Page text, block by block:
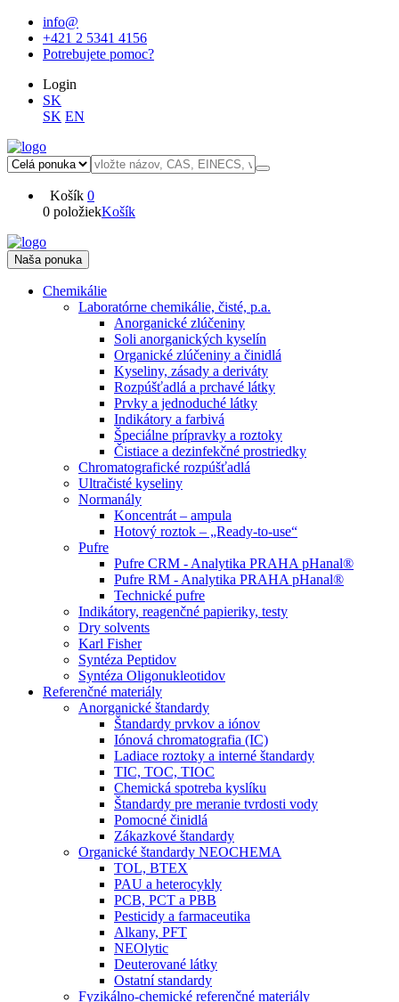
info@
+421 2 5341 4156
Potrebujete pomoc?
Login
SK
SK EN
Košík 0
0 položiekKošík
Naša ponuka
Chemikálie
Laboratórne chemikálie, čisté, p.a.
Anorganické zlúčeniny
Soli anorganických kyselín
Organické zlúčeniny a činidlá
Kyseliny, zásady a deriváty
Rozpúšťadlá a prchavé látky
Prvky a jednoduché látky
Indikátory a farbivá
Špeciálne prípravky a roztoky
Čistiace a dezinfekčné prostriedky
Chromatografické rozpúšťadlá
Ultračisté kyseliny
Normanály
Koncentrát – ampula
Hotový roztok – „Ready-to-use“
Pufre
Pufre CRM - Analytika PRAHA pHanal®
Pufre RM - Analytika PRAHA pHanal®
Technické pufre
Indikátory, reagenčné papieriky, testy
Dry solvents
Karl Fisher
Syntéza Peptidov
Syntéza Oligonukleotidov
Referenčné materiály
Anorganické štandardy
Štandardy prvkov a iónov
Iónová chromatografia (IC)
Ladiace roztoky a interné štandardy
TIC, TOC, TIOC
Chemická spotreba kyslíku
Štandardy pre meranie tvrdosti vody
Pomocné činidlá
Zákazkové štandardy
Organické štandardy NEOCHEMA
TOL, BTEX
PAU a heterocykly
PCB, PCT a PBB
Pesticidy a farmaceutika
Alkany, PFT
NEOlytic
Deuterované látky
Ostatní standardy
Fyzikálno-chemické referenčné materiály